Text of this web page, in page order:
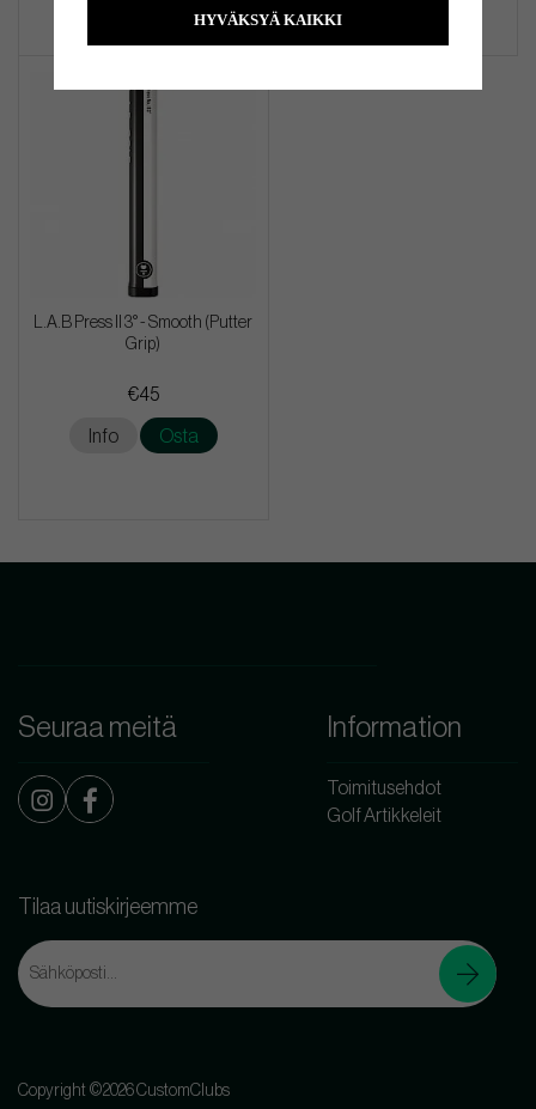
L.A.B Press II 3° - Smooth (Putter
Grip)
€45
Info Osta
Seuraa meitä Information
Toimitusehdot
Golf Artikkeleit
Tilaa uutiskirjeemme
Copyright ©2026 CustomClubs
HYVÄKSYÄ KAIKKI